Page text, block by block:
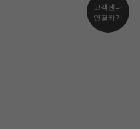
고객센터
연결하기